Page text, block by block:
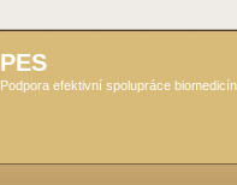
PES
Podpora efektivní spolupráce